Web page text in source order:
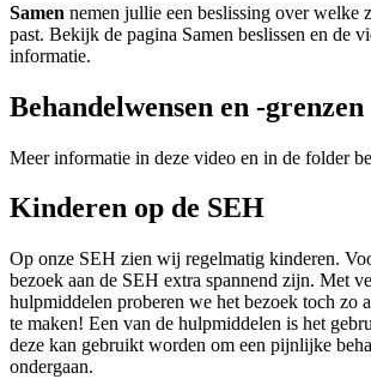
Samen nemen jullie een beslissing over welke
past. Bekijk de pagina Samen beslissen en de
informatie.
Behandelwensen en -grenzen
Meer informatie in deze video en in de folder
Kinderen op de SEH
Op onze SEH zien wij regelmatig kinderen.
bezoek aan de SEH extra spannend zijn. Met
hulpmiddelen proberen we het bezoek toch zo
te maken! Een van de hulpmiddelen is het
deze kan gebruikt worden om een pijnlijke
ondergaan.